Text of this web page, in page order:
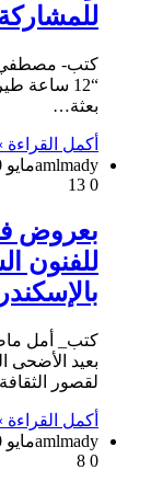
كتب- مصطفي
“12 ساعة
بعثة…
أكمل القراءة
amlmadyمايو 30, 2026
0
بعروض
للفنون
كتب_ أمل
بعيد الأضحى
لقصور
أكمل القراءة
amlmadyمايو 30, 2026
0